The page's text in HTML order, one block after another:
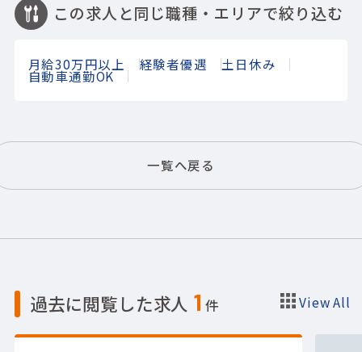
この求人と同じ職種・エリアで絞り込む
月給30万円以上 経験者優遇 土日休み
自動車通勤OK
一覧へ戻る
過去に閲覧した求人 1 件 View All